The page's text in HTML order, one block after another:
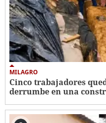
MILAGRO
Cinco trabajadores
derrumbe en una